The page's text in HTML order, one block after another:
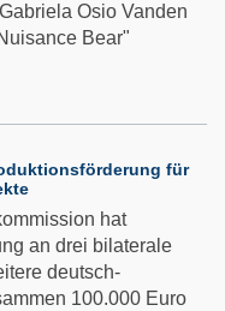
Osio Vanden
Bear"
für
hat
an drei bilaterale
deutsch-
100.000 Euro